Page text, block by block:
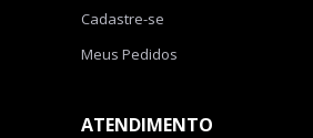
Cadastre-se
Meus Pedidos
ATENDIMENTO